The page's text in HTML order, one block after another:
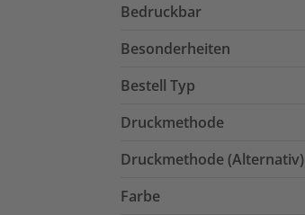
Bedruckbar
Besonderheiten
Bestell Typ
Druckmethode
Druckmethode (Alternativ)
Farbe